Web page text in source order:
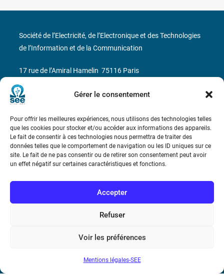
Gérer le consentement
Pour offrir les meilleures expériences, nous utilisons des technologies telles
que les cookies pour stocker et/ou accéder aux informations des appareils.
Le fait de consentir à ces technologies nous permettra de traiter des
données telles que le comportement de navigation ou les ID uniques sur ce
site. Le fait de ne pas consentir ou de retirer son consentement peut avoir
un effet négatif sur certaines caractéristiques et fonctions.
Accepter
Refuser
Voir les préférences
Mentions légales-SEE
Marie Ampère
Conditions Générales de Vente
Mentions légales
Société de l’Electricité, de l’Electronique et des Technologies
de l’Information et de la Communication
17 rue de l’Amiral Hamelin 75116 Paris
Métro : « Boissière » Ligne 6 et « Iéna » Ligne 9
Téléphone : (+33) 1 56 90 37 17
N° de SIREN : 785 393 232, Code APE : 9412Z TVA intra-
communautaire : FR44 785 393 232